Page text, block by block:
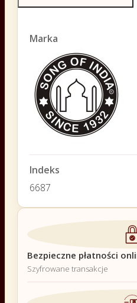
Marka
Indeks
6687
Bezpieczne płatności
Szyfrowane transakcje